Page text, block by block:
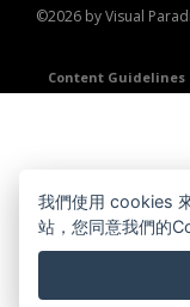
©2026 by Visual
Content Guidelines
我們使用 cookies
站，您同意我們的